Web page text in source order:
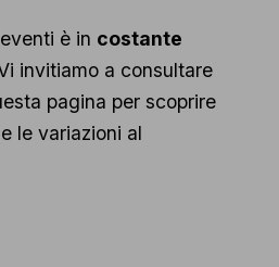
è in costante
invitiamo a consultare
pagina per scoprire
le variazioni al